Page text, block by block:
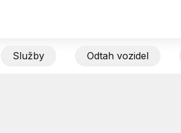
Služby Odtah vozidel